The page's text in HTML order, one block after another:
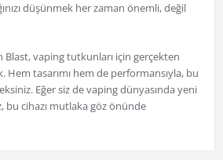
düşünmek her zaman önemli, değil
Blast, vaping tutkunları için gerçekten
Hem tasarımı hem de performansıyla, bu
Eğer siz de vaping dünyasında yeni
bu cihazı mutlaka göz önünde